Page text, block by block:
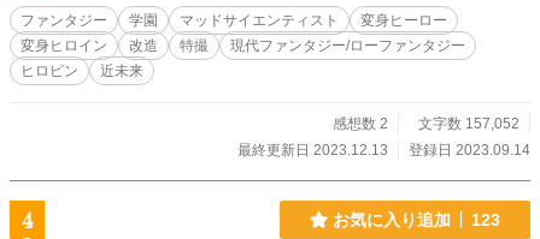
に画像生成ＡＩのイラストを使っています。
ファンタジー 学園 マッドサイエンティスト
変身ヒーロー
変身ヒロイン
改造 特撮
現代ファンタジー/ローファンタジー
ヒロピン
近未来
感想数 2
文字数 157,052
最終更新日 2023.12.13
登録日 2023.09.14
4 お気に入り追加 123